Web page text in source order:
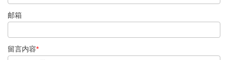
邮箱
留言内容*